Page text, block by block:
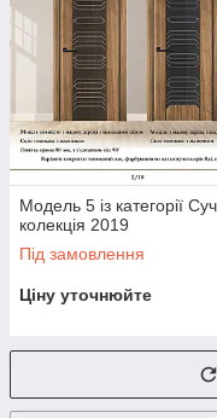
Модель 5 із категорії
колекція 2019
Під замовлення
Ціну уточнюйте